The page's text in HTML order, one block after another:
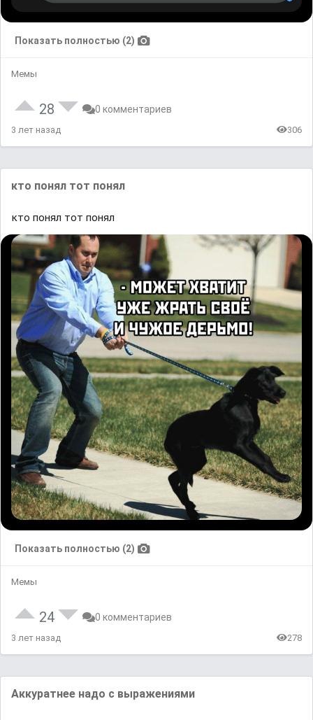
Показать полностью (2)
Мемы
28 0 комментариев
3 лет назад 306
кто понял тот понял
кто понял тот понял
Показать полностью (2)
Мемы
24 0 комментариев
3 лет назад 278
Аккуратнее надо с выражениями